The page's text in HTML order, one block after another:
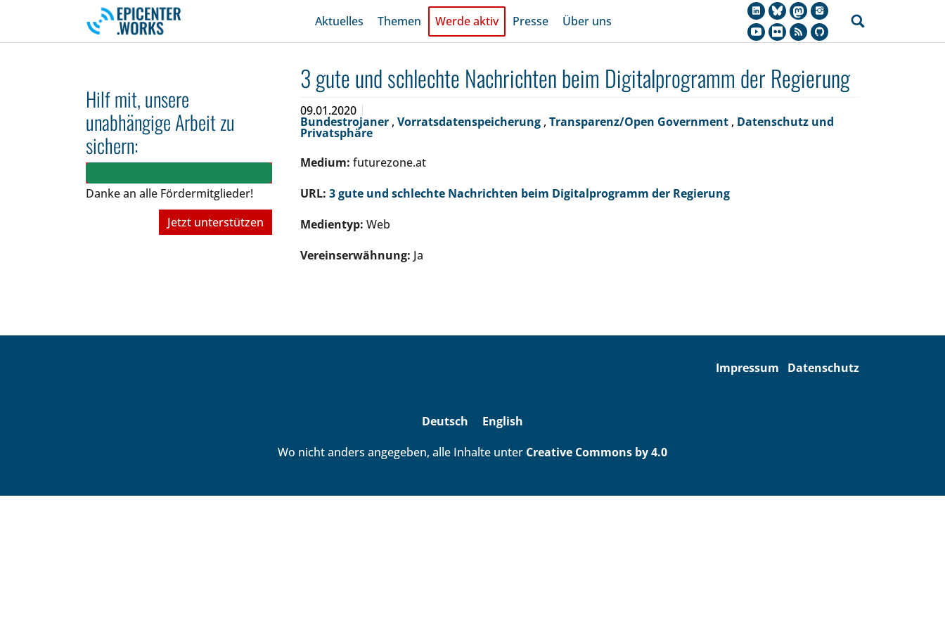
Skip to main navigation
Skip to main content
Skip to page footer
Aktuelles Themen Werde aktiv Presse Über uns
Hilf mit, unsere
unabhängige Arbeit zu
sichern:
Danke an alle Fördermitglieder!
Jetzt unterstützen
3 gute und schlechte Nachrichten beim Digitalprogramm der Regierung
09.01.2020
Bundestrojaner , Vorratsdatenspeicherung , Transparenz/Open Government , Datenschutz und
Privatsphäre
Medium: futurezone.at
URL: 3 gute und schlechte Nachrichten beim Digitalprogramm der Regierung
Medientyp: Web
Vereinserwähnung: Ja
Impressum Datenschutz
Deutsch
English
Wo nicht anders angegeben, alle Inhalte unter Creative Commons by 4.0